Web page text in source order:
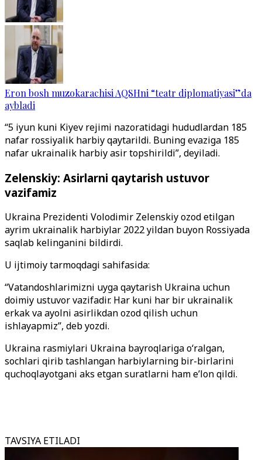
Eron bosh muzokarachisi AQSHni “teatr diplomatiyasi”da
aybladi
“5 iyun kuni Kiyev rejimi nazoratidagi hududlardan 185
nafar rossiyalik harbiy qaytarildi. Buning evaziga 185
nafar ukrainalik harbiy asir topshirildi”, deyiladi.
Zelenskiy: Asirlarni qaytarish ustuvor
vazifamiz
Ukraina Prezidenti Volodimir Zelenskiy ozod etilgan
ayrim ukrainalik harbiylar 2022 yildan buyon Rossiyada
saqlab kelinganini bildirdi.
U ijtimoiy tarmoqdagi sahifasida:
“Vatandoshlarimizni uyga qaytarish Ukraina uchun
doimiy ustuvor vazifadir. Har kuni har bir ukrainalik
erkak va ayolni asirlikdan ozod qilish uchun
ishlayapmiz”, deb yozdi.
Ukraina rasmiylari Ukraina bayroqlariga o‘ralgan,
sochlari qirib tashlangan harbiylarning bir-birlarini
quchoqlayotgani aks etgan suratlarni ham e’lon qildi.
TAVSIYA ETILADI